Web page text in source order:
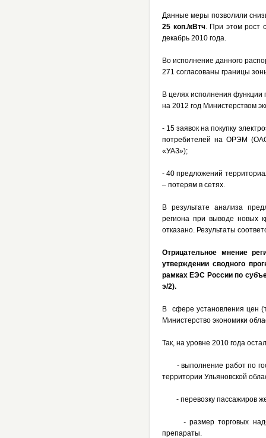
Данные меры позволили
25 коп./кВтч. При этом рост
декабрь 2010 года.
Во исполнение данного
271 согласованы границы
В целях исполнения функции
на 2012 год Министерством
- 15 заявок на покупку
потребителей на ОРЭМ
«УАЗ»);
- 40 предложений
– потерям в сетях.
В результате анализа
региона при выводе новых
отказано. Результаты
Отрицательное мнение
утверждении сводного
рамках ЕЭС России по
э/2).
В сфере установления цен
Министерство экономики
Так, на уровне 2010 года
- выполнение работ по
территории Ульяновской
- перевозку пассажиров
-размер торговых
препараты.